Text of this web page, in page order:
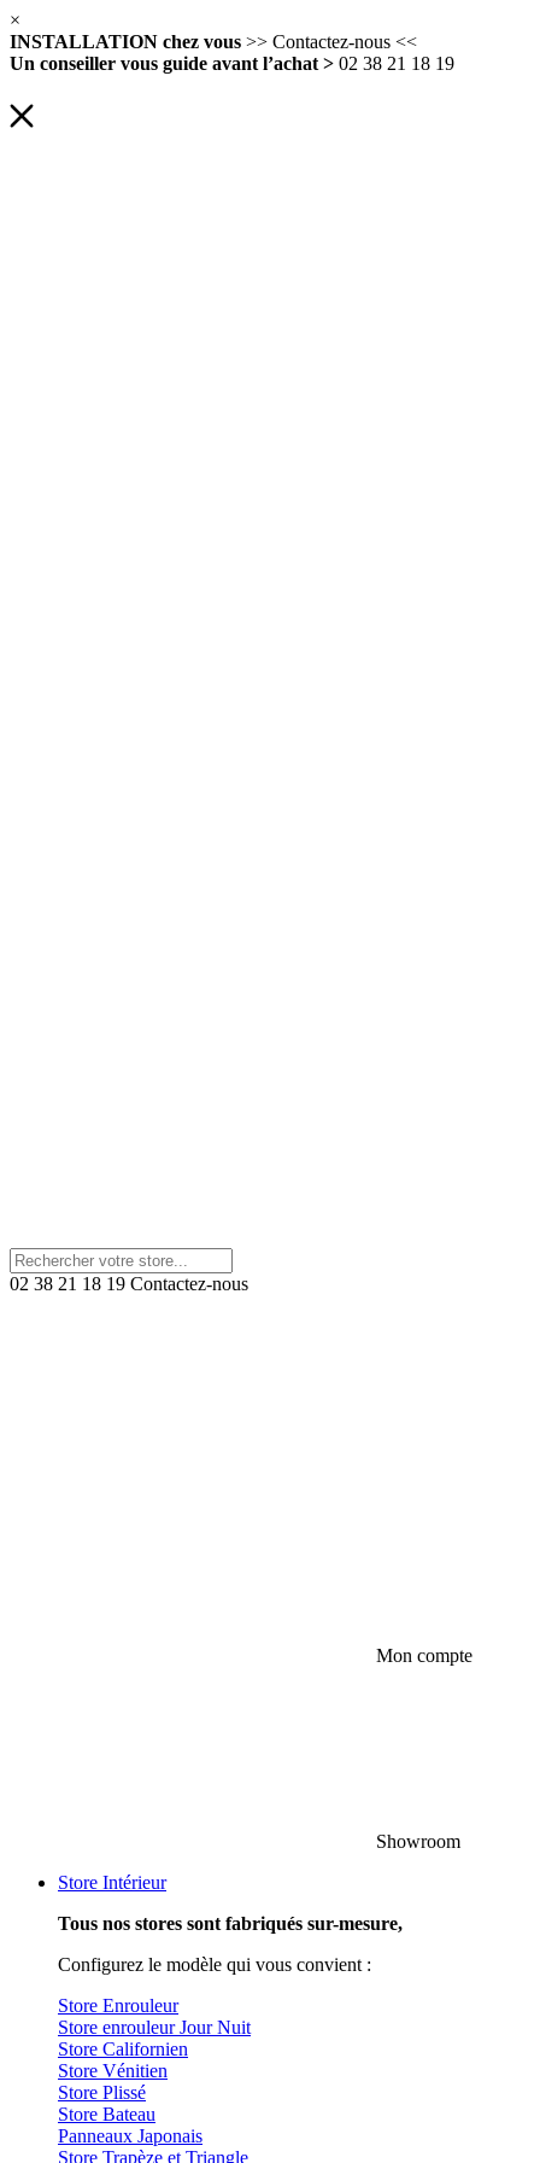
×
INSTALLATION chez vous >> Contactez-nous <<
Un conseiller vous guide avant l’achat > 02 38 21 18 19
02 38 21 18 19 Contactez-nous
Mon compte
Showroom
Store Intérieur
Tous nos stores sont fabriqués sur-mesure,
Configurez le modèle qui vous convient :
Store Enrouleur
Store enrouleur Jour Nuit
Store Californien
Store Vénitien
Store Plissé
Store Bateau
Panneaux Japonais
Store Trapèze et Triangle